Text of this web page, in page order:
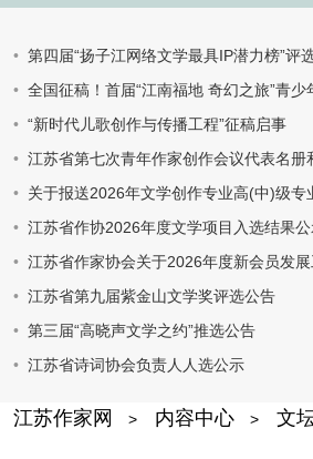
第四届“扬子江网络文学最具IP潜力榜”评
全国征稿！首届“江南福地 奇幻之旅”青
“新时代儿歌创作与传播工程”征稿启事
江苏省第七次青年作家创作会议代表名册
关于报送2026年文学创作专业高(中)级专业
江苏省作协2026年度文学项目入选结果
江苏省作家协会关于2026年度新会员发
江苏省第九届紫金山文学奖评选公告
第三届“高晓声文学之约”推选公告
江苏省诗词协会负责人人选公示
江苏作家网 > 内容中心 > 文